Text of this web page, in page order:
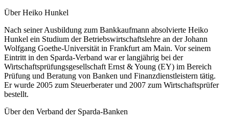
Über Heiko Hunkel
Nach seiner Ausbildung zum Bankkaufmann absolvierte Heiko
Hunkel ein Studium der Betriebswirtschaftslehre an der Johann
Wolfgang Goethe-Universität in Frankfurt am Main. Vor seinem
Eintritt in den Sparda-Verband war er langjährig bei der
Wirtschaftsprüfungsgesellschaft Ernst & Young (EY) im Bereich
Prüfung und Beratung von Banken und Finanzdienstleistern tätig.
Er wurde 2005 zum Steuerberater und 2007 zum Wirtschaftsprüfer
bestellt.
Über den Verband der Sparda-Banken